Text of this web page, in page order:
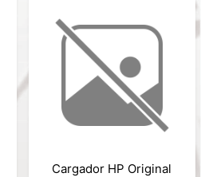
Cargador HP Original